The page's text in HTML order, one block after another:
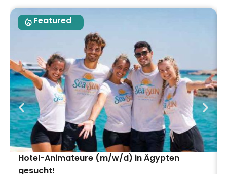
Featured
Hotel-Animateure (m/w/d) in Ägypten
gesucht!